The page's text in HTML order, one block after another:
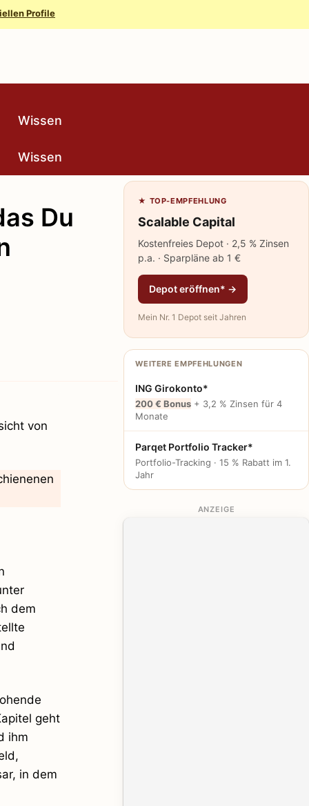
Profile
Wissen
Wissen
Du
von
dem
geht
ihm
in dem
★ TOP-EMPFEHLUNG
Scalable Capital
Kostenfreies Depot · 2,5 % Zinsen
p.a. · Sparpläne ab 1 €
Depot eröffnen* →
Mein Nr. 1 Depot seit Jahren
WEITERE EMPFEHLUNGEN
ING Girokonto*
200 € Bonus + 3,2 % Zinsen für 4
Monate
Parqet Portfolio Tracker*
Portfolio-Tracking · 15 % Rabatt im 1.
Jahr
ANZEIGE